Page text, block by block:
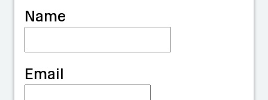
Name
Email
n